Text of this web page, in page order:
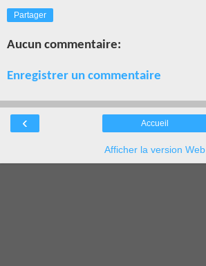
Partager
Aucun commentaire:
Enregistrer un commentaire
‹ Accueil
Afficher la version Web